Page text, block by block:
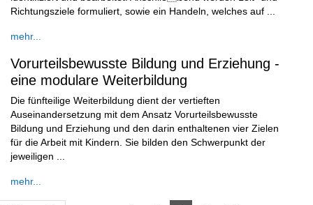
Richtungsziele formuliert, sowie ein Handeln, welches auf ...
mehr...
Vorurteilsbewusste Bildung und Erziehung -
eine modulare Weiterbildung
Die fünfteilige Weiterbildung dient der vertieften
Auseinandersetzung mit dem Ansatz Vorurteilsbewusste
Bildung und Erziehung und den darin enthaltenen vier Zielen
für die Arbeit mit Kindern. Sie bilden den Schwerpunkt der
jeweiligen ...
mehr...